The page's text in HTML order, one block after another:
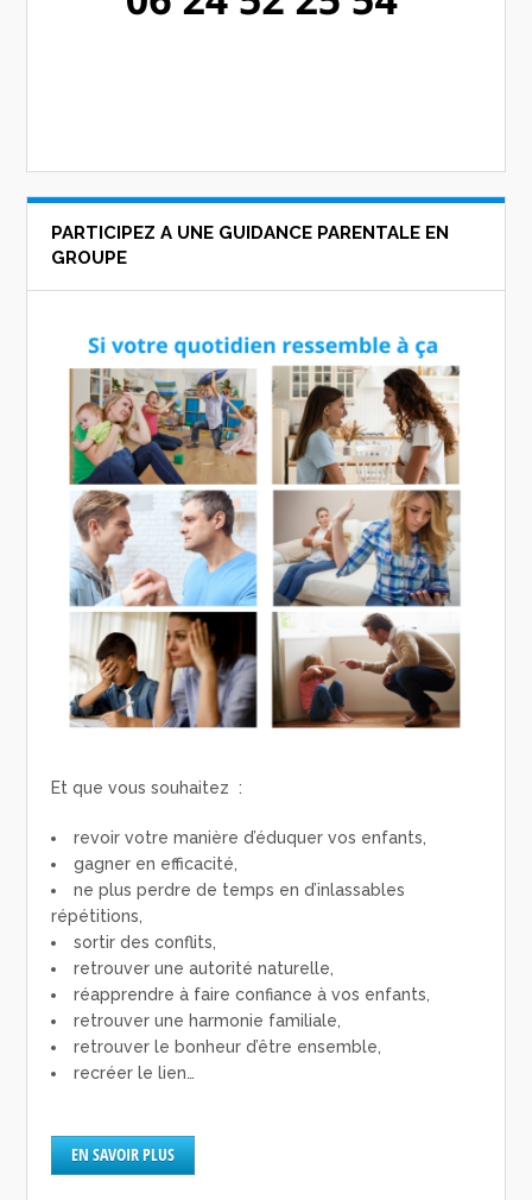
PARTICIPEZ A UNE GUIDANCE PARENTALE EN
GROUPE
Et que vous souhaitez :
revoir votre manière d’éduquer vos enfants,
gagner en efficacité,
ne plus perdre de temps en d’inlassables
répétitions,
sortir des conflits,
retrouver une autorité naturelle,
réapprendre à faire confiance à vos enfants,
retrouver une harmonie familiale,
retrouver le bonheur d’être ensemble,
recréer le lien…
EN SAVOIR PLUS